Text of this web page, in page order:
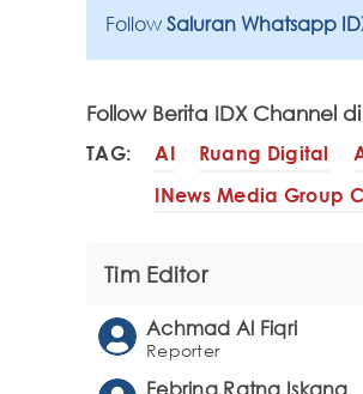
Follow Saluran Whatsapp
Follow Berita IDX Channel di
TAG: AI Ruang Digital
INews Media Group
Tim Editor
Achmad Al Fiqri
Reporter